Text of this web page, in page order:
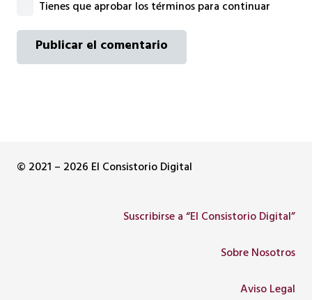
Tienes que aprobar los términos para continuar
Publicar el comentario
© 2021 – 2026 El Consistorio Digital
Suscribirse a “El Consistorio Digital”
Sobre Nosotros
Aviso Legal